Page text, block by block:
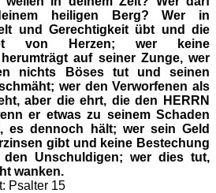
heiligen Berg? Wer in
und Gerechtigkeit übt und die
von Herzen; wer keine
auf seiner Zunge, wer
nichts Böses tut und seinen
wer den Verworfenen als
aber die ehrt, die den HERRN
er etwas zu seinem Schaden
es dennoch hält; wer sein Geld
gibt und keine Bestechung
den Unschuldigen; wer dies tut,
wanken.
Psalter 15